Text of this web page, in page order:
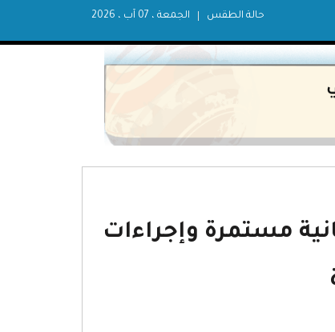
الجمعة ، 07 آب ، 2026 حالة الطقس
مستمرة وإجراءات